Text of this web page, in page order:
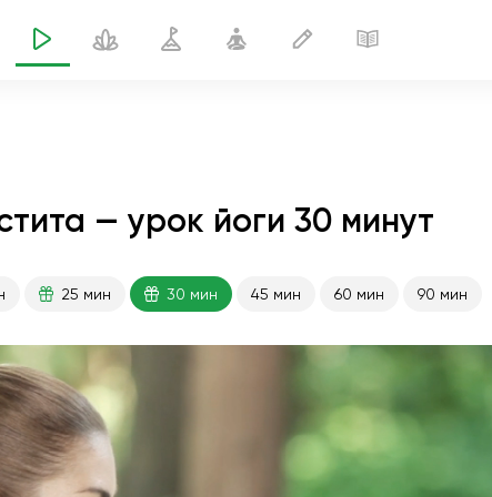
— урок йоги 30 минут
25 мин 30 мин 45 мин 60 мин 90 мин
полёт души